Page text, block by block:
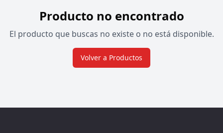
Producto no encontrado
El producto que buscas no existe o no está disponible.
Volver a Productos